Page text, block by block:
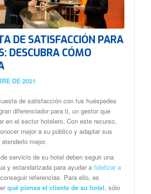
DE SATISFACCIÓN PARA
DESCUBRA CÓMO
DE 2021
de satisfacción con tus huéspedes
diferenciador para ti, un gestor que
en el sector hotelero. Con este recurso,
mejor a su público y adaptar sus
mejor.
servicio de su hotel deben seguir una
y estandarizada para ayudar a fidelizar a
referencias. Para ello, es
qué piensa el cliente de su hotel, sólo